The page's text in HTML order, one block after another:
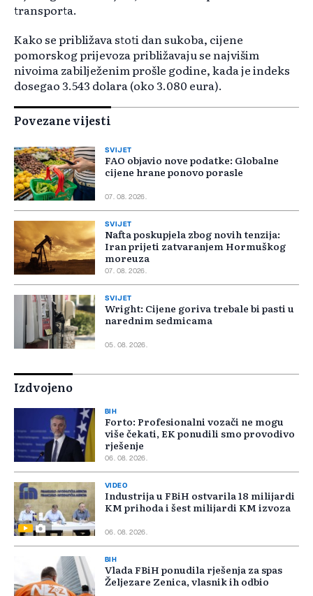
transporta.
Kako se približava stoti dan sukoba, cijene
pomorskog prijevoza približavaju se najvišim
nivoima zabilježenim prošle godine, kada je indeks
dosegao 3.543 dolara (oko 3.080 eura).
Povezane vijesti
SVIJET
FAO objavio nove podatke: Globalne
cijene hrane ponovo porasle
07. 08. 2026.
SVIJET
Nafta poskupjela zbog novih tenzija:
Iran prijeti zatvaranjem Hormuškog
moreuza
07. 08. 2026.
SVIJET
Wright: Cijene goriva trebale bi pasti u
narednim sedmicama
05. 08. 2026.
Izdvojeno
BIH
Forto: Profesionalni vozači ne mogu
više čekati, EK ponudili smo provodivo
rješenje
06. 08. 2026.
VIDEO
Industrija u FBiH ostvarila 18 milijardi
KM prihoda i šest milijardi KM izvoza
06. 08. 2026.
BIH
Vlada FBiH ponudila rješenja za spas
Željezare Zenica, vlasnik ih odbio